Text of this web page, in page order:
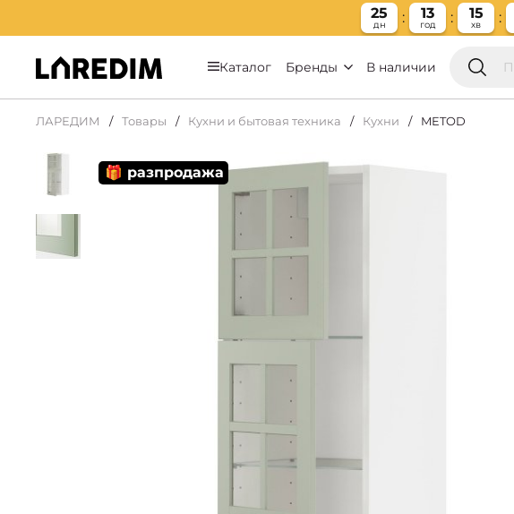
25
дн
13
год
15
хв
Каталог Бренды В наличии
ЛАРЕДИМ Товары Кухни и бытовая техника Кухни METOD
🎁 разпродажа